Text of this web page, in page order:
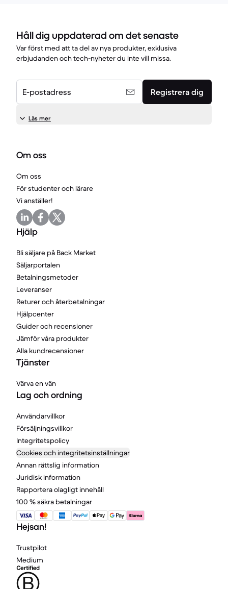
Håll dig uppdaterad om det senaste
Var först med att ta del av nya produkter, exklusiva
erbjudanden och tech-nyheter du inte vill missa.
E-postadress Registrera dig
Läs mer
Om oss
Om oss
För studenter och lärare
Vi anställer!
Hjälp
Bli säljare på Back Market
Säljarportalen
Betalningsmetoder
Leveranser
Returer och återbetalningar
Hjälpcenter
Guider och recensioner
Jämför våra produkter
Alla kundrecensioner
Tjänster
Värva en vän
Lag och ordning
Användarvillkor
Försäljningsvillkor
Integritetspolicy
Cookies och integritetsinställningar
Annan rättslig information
Juridisk information
Rapportera olagligt innehåll
100 % säkra betalningar
Hejsan!
Trustpilot
Medium